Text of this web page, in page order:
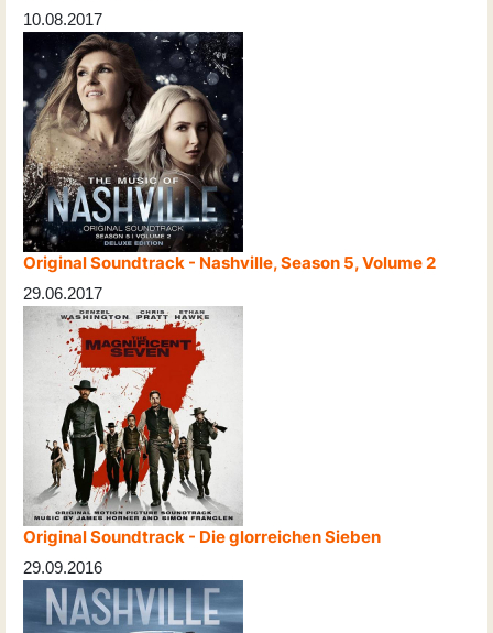
10.08.2017
Original Soundtrack - Nashville, Season 5, Volume 2
29.06.2017
Original Soundtrack - Die glorreichen Sieben
29.09.2016